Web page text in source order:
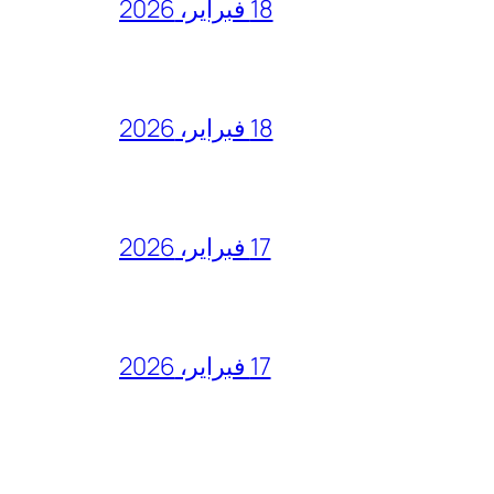
18 فبراير، 2026
18 فبراير، 2026
17 فبراير، 2026
17 فبراير، 2026